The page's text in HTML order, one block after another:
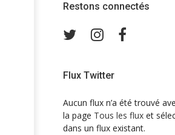
Restons connectés
TwitterInstagram
Flux Twitter
Aucun flux n’a été trouvé
la page Tous les flux et
dans un flux existant.